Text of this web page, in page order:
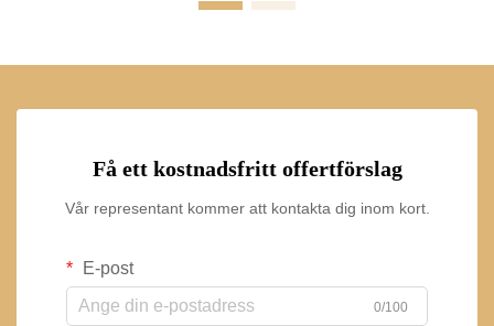
Få ett kostnadsfritt offertförslag
Vår representant kommer att kontakta dig inom kort.
E-post
0/100